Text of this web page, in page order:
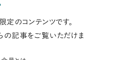
定のコンテンツです。
の記事をご覧いただけま